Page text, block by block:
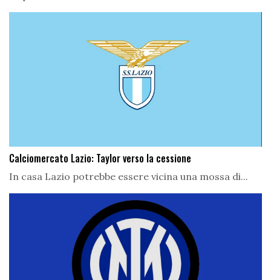
Calciomercato Lazio: Taylor verso la cessione
In casa Lazio potrebbe essere vicina una mossa di...